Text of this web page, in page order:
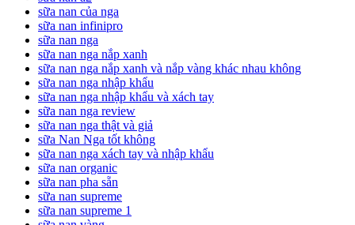
sữa nan của nga
sữa nan infinipro
sữa nan nga
sữa nan nga nắp xanh
sữa nan nga nắp xanh và nắp vàng khác nhau không
sữa nan nga nhập khẩu
sữa nan nga nhập khẩu và xách tay
sữa nan nga review
sữa nan nga thật và giả
sữa Nan Nga tốt không
sữa nan nga xách tay và nhập khẩu
sữa nan organic
sữa nan pha sẵn
sữa nan supreme
sữa nan supreme 1